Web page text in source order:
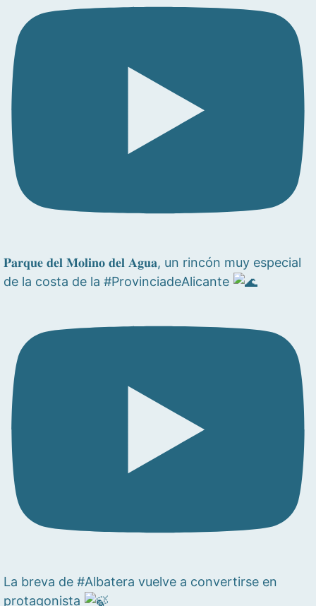
𝐏𝐚𝐫𝐪𝐮𝐞 𝐝𝐞𝐥 𝐌𝐨𝐥𝐢𝐧𝐨 𝐝𝐞𝐥 𝐀𝐠𝐮𝐚, un rincón muy especial
de la costa de la #ProvinciadeAlicante
La breva de #Albatera vuelve a convertirse en
protagonista